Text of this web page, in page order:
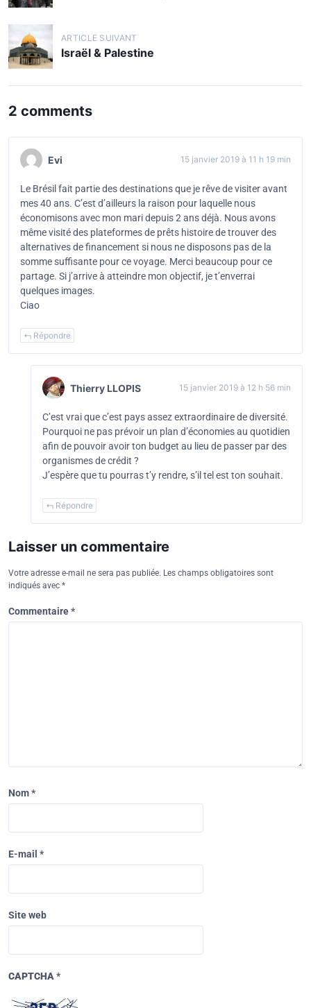
ARTICLE SUIVANT
Israël & Palestine
2 comments
Evi 15 janvier 2019 à 11 h 19 min
Le Brésil fait partie des destinations que je rêve de visiter avant
mes 40 ans. C’est d’ailleurs la raison pour laquelle nous
économisons avec mon mari depuis 2 ans déjà. Nous avons
même visité des plateformes de prêts histoire de trouver des
alternatives de financement si nous ne disposons pas de la
somme suffisante pour ce voyage. Merci beaucoup pour ce
partage. Si j’arrive à atteindre mon objectif, je t’enverrai
quelques images.
Ciao
Répondre
Thierry LLOPIS 15 janvier 2019 à 12 h 56 min
C’est vrai que c’est pays assez extraordinaire de diversité.
Pourquoi ne pas prévoir un plan d’économies au quotidien
afin de pouvoir avoir ton budget au lieu de passer par des
organismes de crédit ?
J’espère que tu pourras t’y rendre, s’il tel est ton souhait.
Répondre
Laisser un commentaire
Votre adresse e-mail ne sera pas publiée. Les champs obligatoires sont
indiqués avec *
Commentaire*
Nom*
E-mail *
Site web
CAPTCHA *